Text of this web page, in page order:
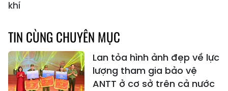
khí
TIN CÙNG CHUYÊN MỤC
Lan tỏa hình ảnh đẹp về lực
lượng tham gia bảo vệ
ANTT ở cơ sở trên cả nước